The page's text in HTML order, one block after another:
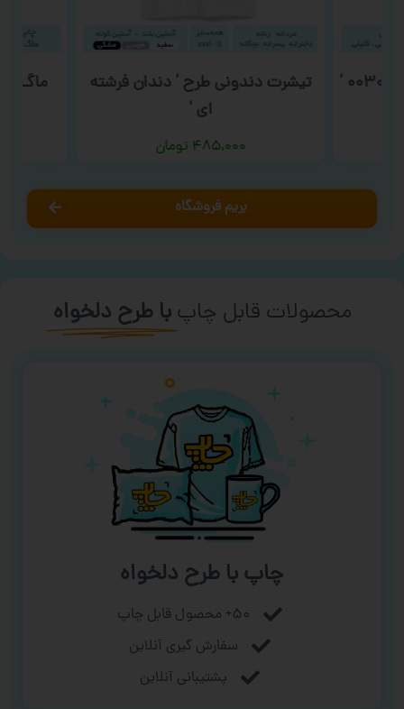
تیشرت دندونی طرح ‘ دندان فرشته
ای ‘
۴۸۵,۰۰۰ تومان
ماگ
بریم فروشگاه
محصولات قابل چاپ با طرح دلخواه
چاپ با طرح دلخواه
۵۰+ محصول قابل چاپ
سفارش گیری آنلاین
پشتیبانی آنلاین